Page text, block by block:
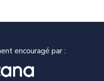
encouragé par :